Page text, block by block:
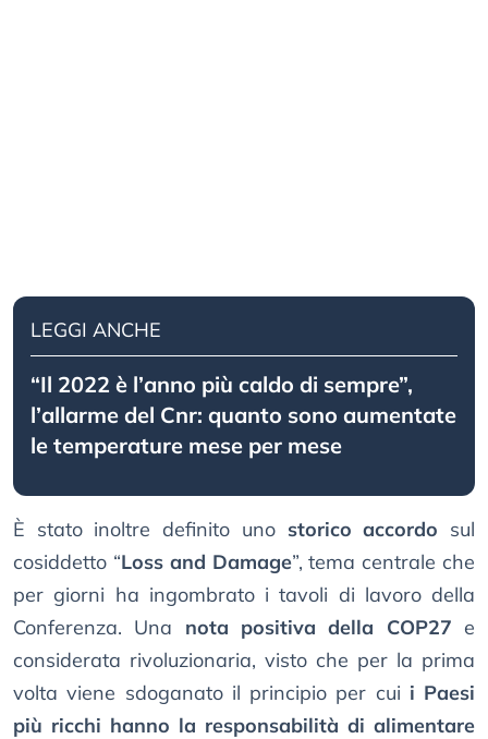
LEGGI ANCHE
“Il 2022 è l’anno più caldo di sempre”,
l’allarme del Cnr: quanto sono aumentate
le temperature mese per mese
È stato inoltre definito uno storico accordo sul
cosiddetto “Loss and Damage”, tema centrale che
per giorni ha ingombrato i tavoli di lavoro della
Conferenza. Una nota positiva della COP27 e
considerata rivoluzionaria, visto che per la prima
volta viene sdoganato il principio per cui i Paesi
più ricchi hanno la responsabilità di alimentare